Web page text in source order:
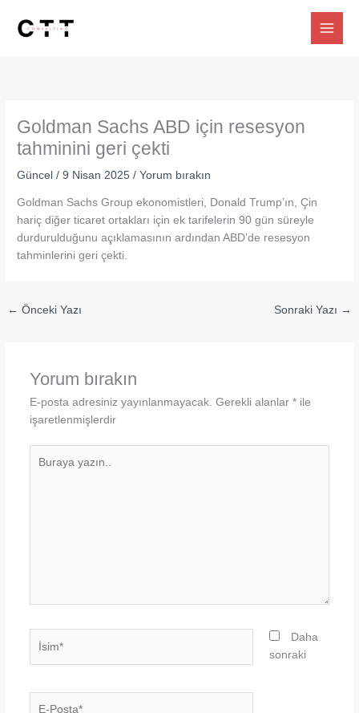
Goldman Sachs ABD için resesyon
tahminini geri çekti
Güncel /9 Nisan 2025/Yorum bırakın
Goldman Sachs Group ekonomistleri, Donald Trump’ın, Çin
hariç diğer ticaret ortakları için ek tarifelerin 90 gün süreyle
durdurulduğunu açıklamasının ardından ABD’de resesyon
tahminlerini geri çekti.
← Önceki Yazı Sonraki Yazı →
Yorum bırakın
E-posta adresiniz yayınlanmayacak. Gerekli alanlar *ile
işaretlenmişlerdir
Daha
sonraki